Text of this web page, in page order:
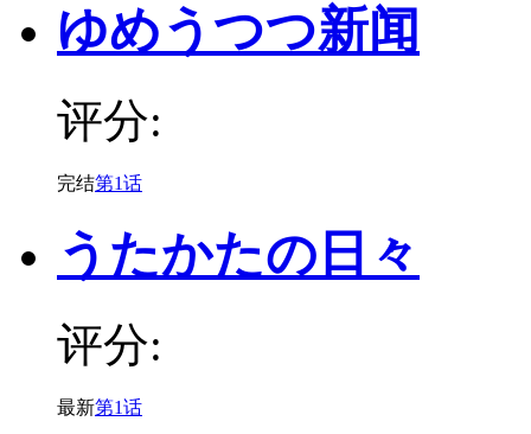
ゆめうつつ新闻
评分:
完结第1话
うたかたの日々
评分:
最新第1话